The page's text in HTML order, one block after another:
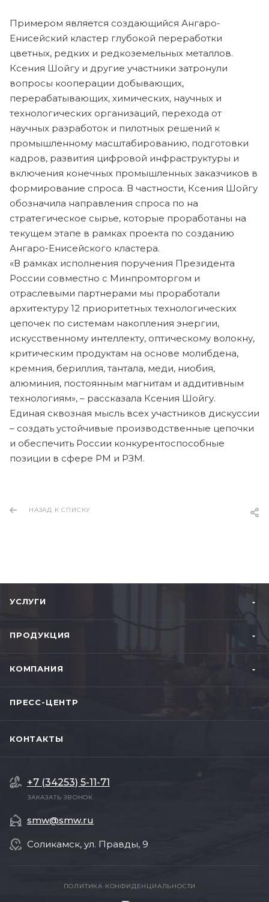
Примером является создающийся Ангаро-
Енисейский кластер глубокой переработки
цветных, редких и редкоземельных металлов.
Ксения Шойгу и другие участники затронули
вопросы кооперации добывающих,
перерабатывающих, химических, научных и
технологических организаций, перехода от
научных разработок и пилотных решений к
промышленному масштабированию, подготовки
кадров, развития цифровой инфраструктуры и
включения конечных промышленных заказчиков в
формирование спроса. В частности, Ксения Шойгу
обозначила направления спроса по на
стратегическое сырье, которые проработаны на
текущем этапе в рамках проекта по созданию
Ангаро-Енисейского кластера.
«В рамках исполнения поручения Президента
России совместно с Минпромторгом и
отраслевыми партнерами мы проработали
архитектуру 12 приоритетных технологических
цепочек по системам накопления энергии,
искусственному интеллекту, оптическому волокну,
критическим продуктам на основе молибдена,
кремния, бериллия, тантала, меди, ниобия,
алюминия, постоянным магнитам и аддитивным
технологиям», – рассказала Ксения Шойгу.
Единая сквозная мысль всех участников дискуссии
– создать устойчивые производственные цепочки
и обеспечить России конкурентоспособные
позиции в сфере РМ и РЗМ.
НАЗАД К СПИСКУ
УСЛУГИ
ПРОДУКЦИЯ
КОМПАНИЯ
ПРЕСС-ЦЕНТР
КОНТАКТЫ
+7 (34253) 5-11-71
ЗАКАЗАТЬ ЗВОНОК
smw@smw.ru
Соликамск, ул. Правды, 9
ПОЛИТИКА КОНФИДЕНЦИАЛЬНОСТИ